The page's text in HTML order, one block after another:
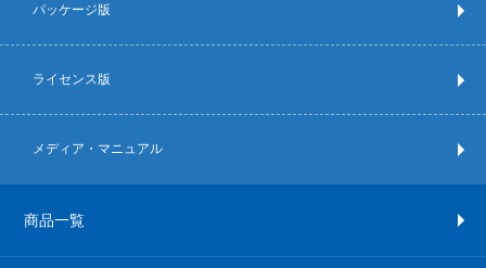
パッケージ版
ライセンス版
メディア・マニュアル
商品一覧